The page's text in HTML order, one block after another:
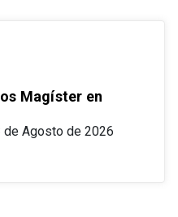
Magíster en
Agosto de 2026